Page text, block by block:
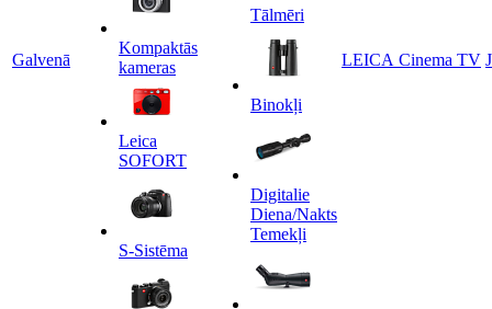
Galvenā
Kompaktās
kameras
Leica
SOFORT
S-Sistēma
Tālmēri
Binokļi
Digitalie
Diena/Nakts
Temekļi
LEICA Cinema TV